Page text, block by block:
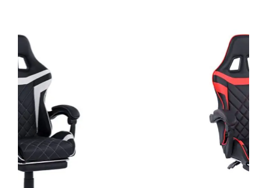
Previous Next